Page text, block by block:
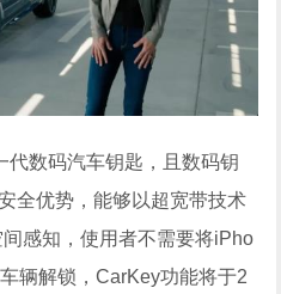
数码汽车钥匙，且数码钥
全优势，能够以超宽带技术
感知，使用者不需要将iPho
辆解锁，CarKey功能将于2